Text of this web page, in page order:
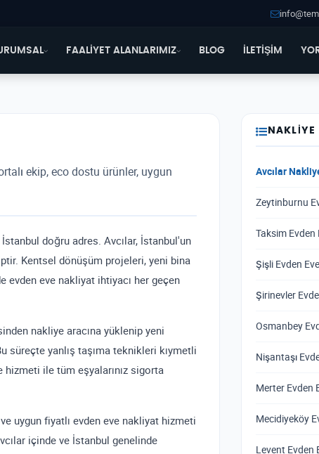
FAALİYET ALANLARIMIZ BLOG İLETİŞİM
ekip, eco dostu ürünler, uygun
doğru adres. Avcılar, İstanbul'un
Kentsel dönüşüm projeleri, yeni bina
eve nakliyat ihtiyacı her geçen
nakliye aracına yüklenip yeni
süreçte yanlış taşıma teknikleri kıymetli
ile tüm eşyalarınız sigorta
uygun fiyatlı evden eve nakliyat hizmeti
içinde ve İstanbul genelinde
NAKLIYE
Avcılar
Zeytinburnu
Taksim Evden
Şişli Evden
Şirinevler
Osmanbey
Nişantaşı
Merter Evden
Mecidiyeköy
Levent Evden